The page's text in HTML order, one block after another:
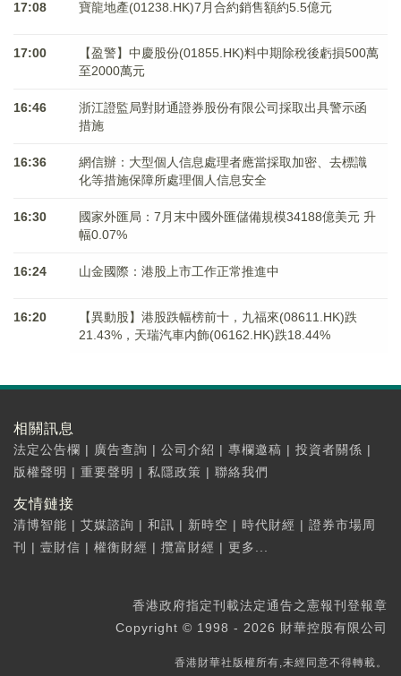
17:08 寶龍地產(01238.HK)7月合約銷售額約5.5億元
17:00
【盈警】中慶股份(01855.HK)料中期除稅後虧損500萬
至2000萬元
16:46
浙江證監局對財通證券股份有限公司採取出具警示函
措施
16:36
網信辦：大型個人信息處理者應當採取加密、去標識
化等措施保障所處理個人信息安全
16:30
國家外匯局：7月末中國外匯儲備規模34188億美元 升
幅0.07%
16:24 山金國際：港股上市工作正常推進中
16:20
【異動股】港股跌幅榜前十，九福來(08611.HK)跌
21.43%，天瑞汽車内飾(06162.HK)跌18.44%
相關訊息
法定公告欄 | 廣告查詢 | 公司介紹 | 專欄邀稿 | 投資者關係 |
版權聲明 | 重要聲明 | 私隱政策 | 聯絡我們
友情鏈接
清博智能 | 艾媒諮詢 | 和訊 | 新時空 | 時代財經 | 證券市場周
刊
| 壹財信 | 權衡財經 | 攬富財經 | 更多...
香港政府指定刊載法定通告之憲報刊登報章
Copyright © 1998 - 2026 財華控股有限公司
香港財華社版權所有,未經同意不得轉載。